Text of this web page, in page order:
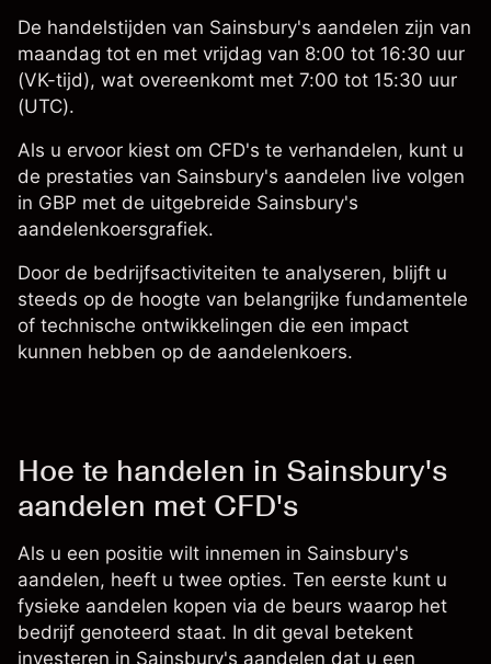
De handelstijden van Sainsbury's aandelen zijn van
maandag tot en met vrijdag van 8:00 tot 16:30 uur
(VK-tijd), wat overeenkomt met 7:00 tot 15:30 uur
(UTC).
Als u ervoor kiest om CFD's te verhandelen, kunt u
de prestaties van Sainsbury's aandelen live volgen
in GBP met de uitgebreide Sainsbury's
aandelenkoersgrafiek.
Door de bedrijfsactiviteiten te analyseren, blijft u
steeds op de hoogte van belangrijke fundamentele
of technische ontwikkelingen die een impact
kunnen hebben op de aandelenkoers.
Hoe te handelen in Sainsbury's
aandelen met CFD's
Als u een positie wilt innemen in Sainsbury's
aandelen, heeft u twee opties. Ten eerste kunt u
fysieke aandelen kopen via de beurs waarop het
bedrijf genoteerd staat. In dit geval betekent
investeren in Sainsbury's aandelen dat u een